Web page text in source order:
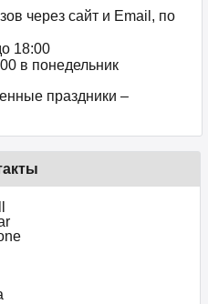
через сайт и Email, по
18:00
в понедельник
праздники –